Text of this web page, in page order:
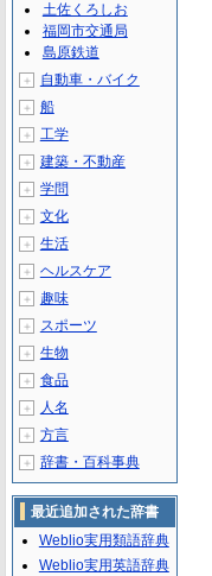
土佐くろしお
福岡市交通局
島原鉄道
＋ 自動車・バイク
＋ 船
＋ 工学
＋ 建築・不動産
＋ 学問
＋ 文化
＋ 生活
＋ ヘルスケア
＋ 趣味
＋ スポーツ
＋ 生物
＋ 食品
＋ 人名
＋ 方言
＋ 辞書・百科事典
最近追加された辞書
Weblio実用類語辞典
Weblio実用英語辞典